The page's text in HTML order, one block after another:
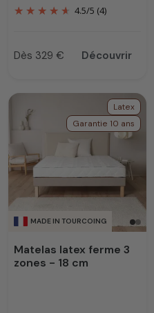
4.5/5 (4)
Prix
Dès 329 € Découvrir
MADE IN TOURCOING
Latex
Garantie 10 ans
Matelas latex ferme 3
zones - 18 cm